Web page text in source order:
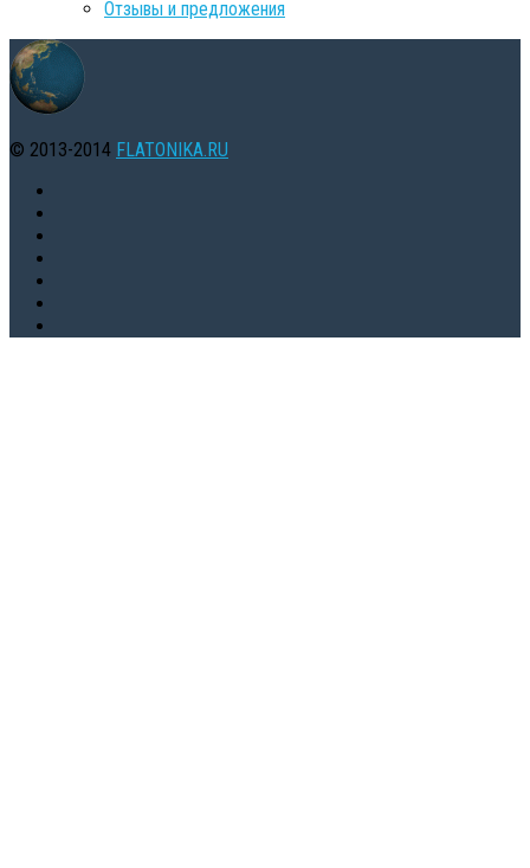
Oтзывы и предложения
© 2013-2014 FLATONIKA.RU